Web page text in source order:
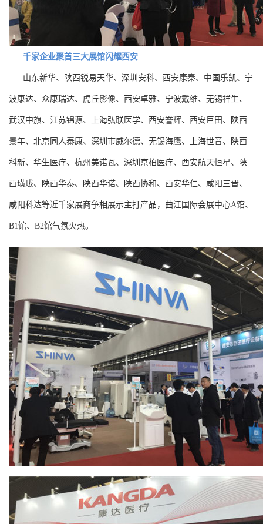
千家企业聚首三大展馆闪耀西安
山东新华、陕西锐易天华、深圳安科、西安康秦、中国乐凯、宁
波康达、众康瑞达、虎丘影像、西安卓雅、宁波戴维、无锡祥生、
武汉中旗、江苏锦源、上海弘联医学、西安誉辉、西安巨田、陕西
景年、北京同人泰康、深圳市威尔德、无锡海鹰、上海世音、陕西
科新、华生医疗、杭州美诺瓦、深圳京柏医疗、西安航天恒星、陕
西璜珑、陕西华泰、陕西华诺、陕西协和、西安华仁、咸阳三晋、
咸阳科达等近千家展商争相展示主打产品，曲江国际会展中心A馆、
B1馆、B2馆气氛火热。